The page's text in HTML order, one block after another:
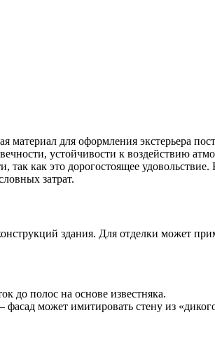
материал для оформления экстерьера
устойчивости к воздействию
так как это дорогостоящее
затрат.
здания. Для отделки может
до полос на основе известняка.
может имитировать стену из